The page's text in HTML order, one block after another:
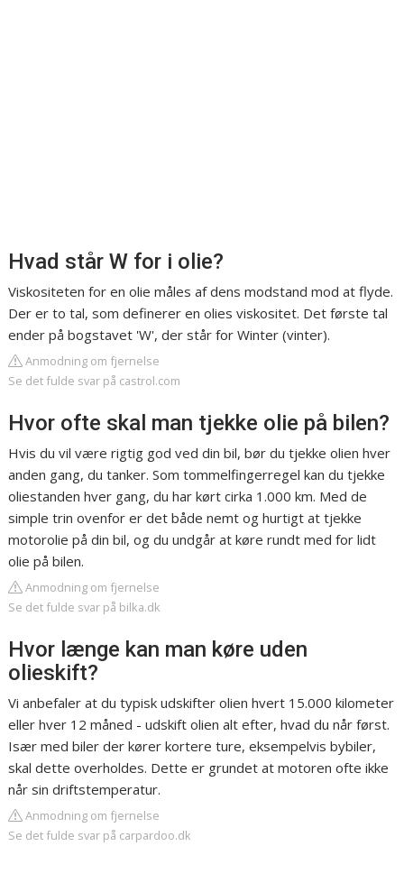
Hvad står W for i olie?
Viskositeten for en olie måles af dens modstand mod at flyde.
Der er to tal, som definerer en olies viskositet. Det første tal
ender på bogstavet 'W', der står for Winter (vinter).
Anmodning om fjernelse
Se det fulde svar på castrol.com
Hvor ofte skal man tjekke olie på bilen?
Hvis du vil være rigtig god ved din bil, bør du tjekke olien hver
anden gang, du tanker. Som tommelfingerregel kan du tjekke
oliestanden hver gang, du har kørt cirka 1.000 km. Med de
simple trin ovenfor er det både nemt og hurtigt at tjekke
motorolie på din bil, og du undgår at køre rundt med for lidt
olie på bilen.
Anmodning om fjernelse
Se det fulde svar på bilka.dk
Hvor længe kan man køre uden
olieskift?
Vi anbefaler at du typisk udskifter olien hvert 15.000 kilometer
eller hver 12 måned - udskift olien alt efter, hvad du når først.
Især med biler der kører kortere ture, eksempelvis bybiler,
skal dette overholdes. Dette er grundet at motoren ofte ikke
når sin driftstemperatur.
Anmodning om fjernelse
Se det fulde svar på carpardoo.dk